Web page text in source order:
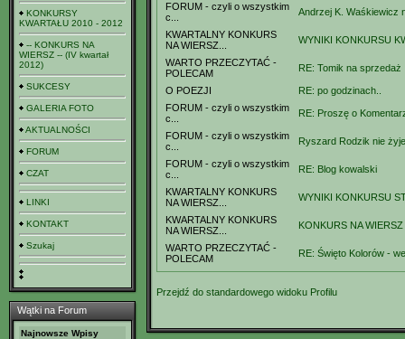
KONKURSY
KWARTAŁU 2010 - 2012
-- KONKURS NA
WIERSZ -- (IV kwartał
2012)
SUKCESY
GALERIA FOTO
AKTUALNOŚCI
FORUM
CZAT
LINKI
KONTAKT
Szukaj
Wątki na Forum
Najnowsze Wpisy
FORUM - czyli o wszystkim
c...
Andrzej K. Waśkiewicz
KWARTALNY KONKURS
NA WIERSZ...
WYNIKI KONKURSU
WARTO PRZECZYTAĆ -
POLECAM
RE: Tomik na sprzedaż
O POEZJI
RE: po godzinach..
FORUM - czyli o wszystkim
c...
RE: Proszę o
FORUM - czyli o wszystkim
c...
Ryszard Rodzik nie żyje
FORUM - czyli o wszystkim
c...
RE: Blog kowalski
KWARTALNY KONKURS
NA WIERSZ...
WYNIKI KONKURSU
KWARTALNY KONKURS
NA WIERSZ...
KONKURS NA
WARTO PRZECZYTAĆ -
POLECAM
RE: Święto Kolorów -
Przejdź do standardowego widoku Profilu